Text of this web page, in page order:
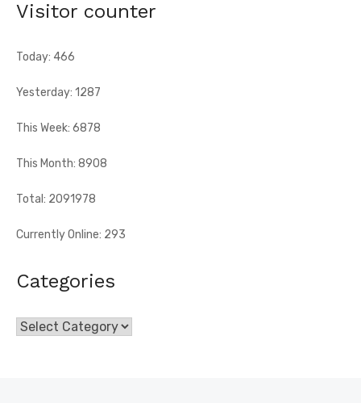
Visitor counter
Today: 466
Yesterday: 1287
This Week: 6878
This Month: 8908
Total: 2091978
Currently Online: 293
Categories
Categories